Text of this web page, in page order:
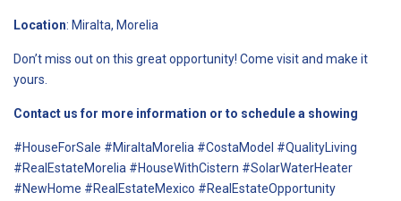
Location: Miralta, Morelia
Don’t miss out on this great opportunity! Come visit and make it
yours.
Contact us for more information or to schedule a showing
#HouseForSale #MiraltaMorelia #CostaModel #QualityLiving
#RealEstateMorelia #HouseWithCistern #SolarWaterHeater
#NewHome #RealEstateMexico #RealEstateOpportunity